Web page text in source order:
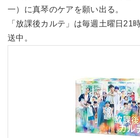
一）に真琴のケアを願い出る。
「放課後カルテ」は毎週土曜日21
送中。